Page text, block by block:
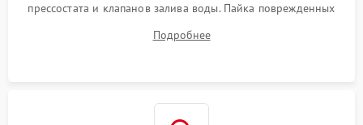
прессостата и клапанов залива воды. Пайка поврежденных
Восстановление целостности проводки и контактов.
Подробнее